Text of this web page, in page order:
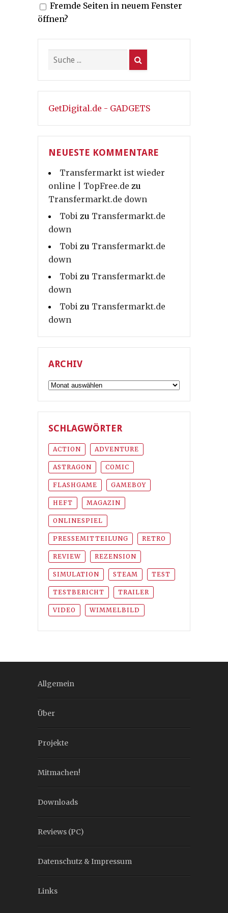
Fremde Seiten in neuem Fenster
öffnen?
GetDigital.de - GADGETS
NEUESTE KOMMENTARE
Transfermarkt ist wieder
online | TopFree.de zu
Transfermarkt.de down
Tobi zu Transfermarkt.de
down
Tobi zu Transfermarkt.de
down
Tobi zu Transfermarkt.de
down
Tobi zu Transfermarkt.de
down
ARCHIV
Archiv
SCHLAGWÖRTER
ACTION ADVENTURE
ASTRAGON COMIC
FLASHGAME GAMEBOY
HEFT MAGAZIN
ONLINESPIEL
PRESSEMITTEILUNG RETRO
REVIEW REZENSION
SIMULATION STEAM TEST
TESTBERICHT TRAILER
VIDEO WIMMELBILD
Allgemein
Über
Projekte
Mitmachen!
Downloads
Reviews (PC)
Datenschutz & Impressum
Links